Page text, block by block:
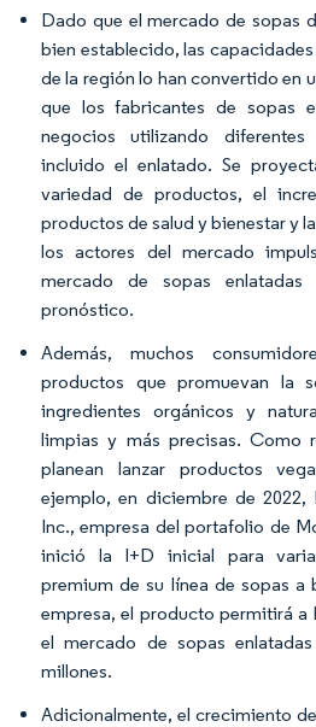
Dado que el mercado de sopas
bien establecido, las
de la región lo han convertido en
que los fabricantes de sopas
negocios utilizando
incluido el enlatado. Se
variedad de productos, el
productos de salud y bienestar y
los actores del mercado
mercado de sopas
pronóstico.
Además, muchos
productos que promuevan la
ingredientes orgánicos y
limpias y más precisas. Como
planean lanzar productos
ejemplo, en diciembre de 2022,
Inc., empresa del portafolio de
inició la I+D inicial para
premium de su línea de sopas a
empresa, el producto permitirá a
el mercado de sopas
millones.
Adicionalmente, el crecimiento